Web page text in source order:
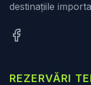
destinațiile
REZERVĂRI